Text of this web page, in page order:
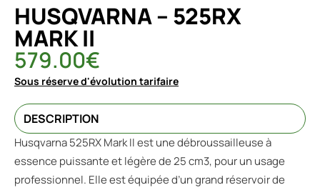
HUSQVARNA – 525RX
MARK II
579.00€
Sous réserve d'évolution tarifaire
DESCRIPTION
Husqvarna 525RX Mark II est une débroussailleuse à
essence puissante et légère de 25 cm3, pour un usage
professionnel. Elle est équipée d’un grand réservoir de